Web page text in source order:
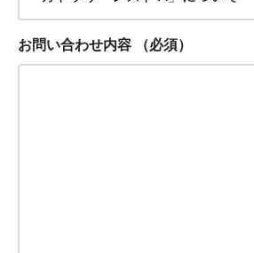
お問い合わせ内容 （必須）